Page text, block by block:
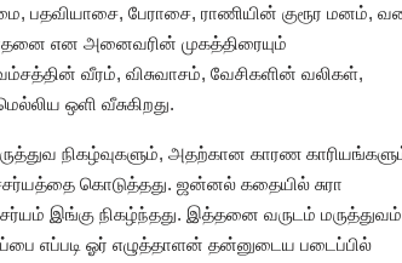
பதவியாசை, பேராசை, ராணியின் குரூர மனம்,
என அனைவரின் முகத்திரையும்
வீரம், விசுவாசம், வேசிகளின் வலிகள்,
ஒளி வீசுகிறது.
நிகழ்வுகளும், அதற்கான காரண
கொடுத்தது. ஜன்னல் கதையில் சுரா
இங்கு நிகழ்ந்தது. இத்தனை வருடம் மருத்துவம்
எப்படி ஓர் எழுத்தாளன் தன்னுடைய படைப்பில்